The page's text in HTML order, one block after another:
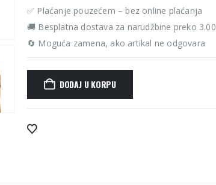
✅ Plaćanje pouzećem – bez online plaćanja
🚚 Besplatna dostava za narudžbine preko
🔄 Moguća zamena, ako artikal ne odgovara
DODAJ U KORPU
Alternative: